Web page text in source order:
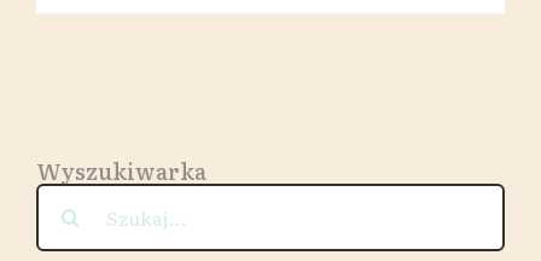
Orient
Wyszukiwarka